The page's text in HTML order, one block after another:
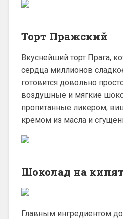
Торт Пражский
Вкуснейший торт Прага,
сердца миллионов
готовится довольно
воздушные и мягкие
пропитанные ликером,
кремом из масла и
Шоколад на
Главным ингредиентом